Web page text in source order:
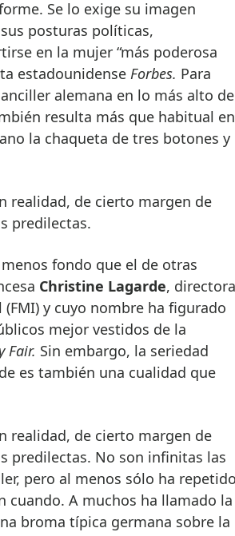
Se lo exige su imagen
posturas políticas,
en la mujer “más poderosa
estadounidense Forbes. Para
alemana en lo más alto de
resulta más que habitual en
la chaqueta de tres botones y
realidad, de cierto margen de
predilectas.
fondo que el de otras
Christine Lagarde, directora
y cuyo nombre ha figurado
mejor vestidos de la
Fair. Sin embargo, la seriedad
es también una cualidad que
realidad, de cierto margen de
predilectas. No son infinitas las
pero al menos sólo ha repetido
cuando. A muchos ha llamado la
broma típica germana sobre la